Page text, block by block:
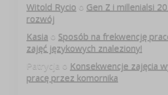
Witold Rycio o Gen Z i millenialsi
rozwój
Kasia o Sposób na frekwencję
zajęć językowych znaleziony!
Patrycja o Konsekwencje zajęcia
pracę przez komornika